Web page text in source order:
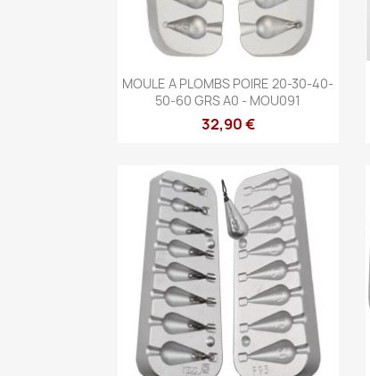
Aperçu rapide
MOULE A PLOMBS POIRE 20-30-40-
50-60 GRS A0 - MOU091
32,90 €